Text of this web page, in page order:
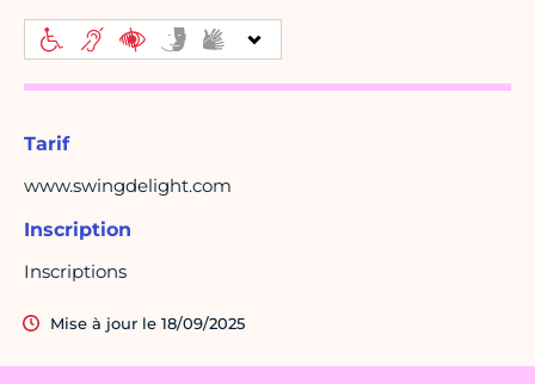
Tarif
www.swingdelight.com
Inscription
Inscriptions
Mise à jour le 18/09/2025